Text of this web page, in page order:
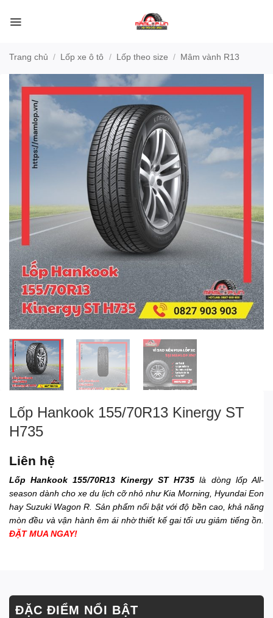
qua
Trang chủ / Lốp xe ô tô / Lốp theo size / Mâm vành R13
Lốp Hankook 155/70R13 Kinergy ST
H735
Liên hệ
Lốp Hankook 155/70R13 Kinergy ST H735 là dòng lốp All-
season dành cho xe du lịch cỡ nhỏ như Kia Morning, Hyundai Eon
hay Suzuki Wagon R. Sản phẩm nổi bật với độ bền cao, khả năng
mòn đều và vận hành êm ái nhờ thiết kế gai tối ưu giảm tiếng ồn.
ĐẶT MUA NGAY!
ĐẶC ĐIỂM NỔI BẬT